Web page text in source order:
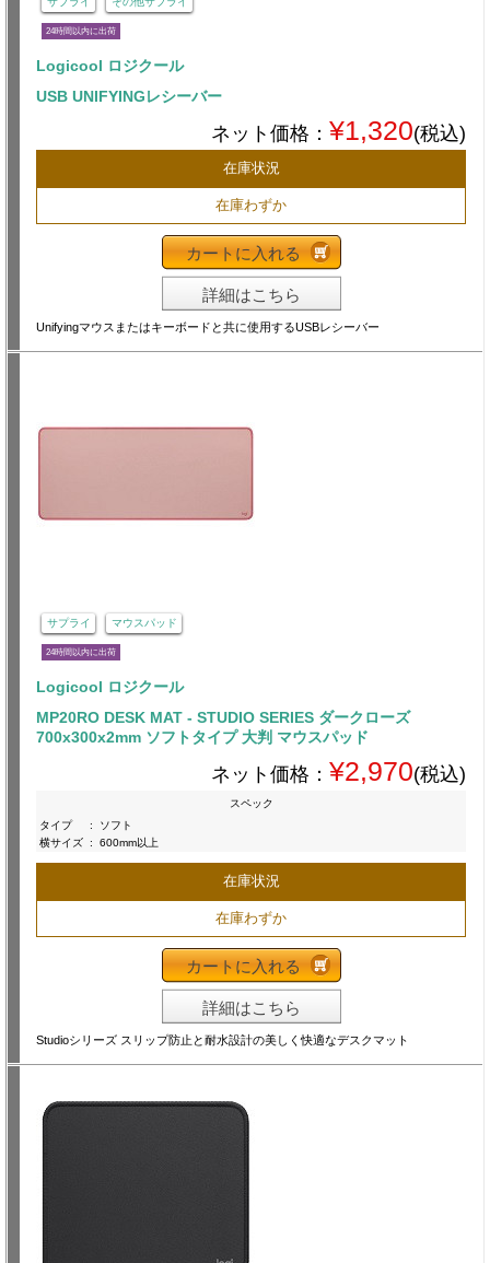
24時間以内に出荷
Logicool ロジクール
USB UNIFYINGレシーバー
ネット価格： ¥1,320(税込)
在庫状況
在庫わずか
カートに入れる
詳細はこちら
Unifyingマウスまたはキーボードと共に使用するUSBレシーバー
サプライ マウスパッド
24時間以内に出荷
Logicool ロジクール
MP20RO DESK MAT - STUDIO SERIES ダークローズ
700x300x2mm ソフトタイプ 大判 マウスパッド
ネット価格： ¥2,970(税込)
スペック
タイプ
:
ソフト
横サイズ : 600mm以上
在庫状況
在庫わずか
カートに入れる
詳細はこちら
Studioシリーズ スリップ防止と耐水設計の美しく快適なデスクマット